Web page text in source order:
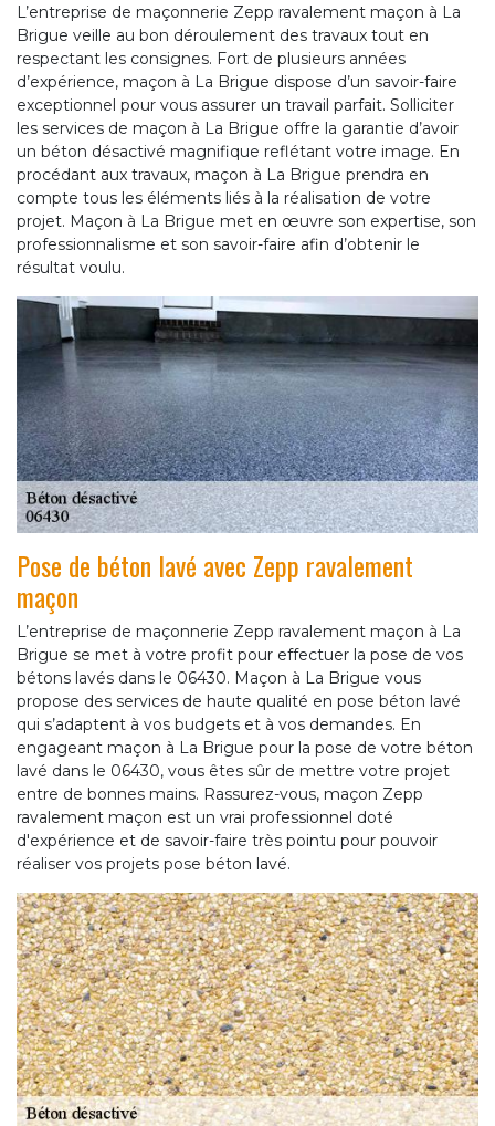
L’entreprise de maçonnerie Zepp ravalement maçon à La
Brigue veille au bon déroulement des travaux tout en
respectant les consignes. Fort de plusieurs années
d’expérience, maçon à La Brigue dispose d’un savoir-faire
exceptionnel pour vous assurer un travail parfait. Solliciter
les services de maçon à La Brigue offre la garantie d’avoir
un béton désactivé magnifique reflétant votre image. En
procédant aux travaux, maçon à La Brigue prendra en
compte tous les éléments liés à la réalisation de votre
projet. Maçon à La Brigue met en œuvre son expertise, son
professionnalisme et son savoir-faire afin d’obtenir le
résultat voulu.
Pose de béton lavé avec Zepp ravalement
maçon
L’entreprise de maçonnerie Zepp ravalement maçon à La
Brigue se met à votre profit pour effectuer la pose de vos
bétons lavés dans le 06430. Maçon à La Brigue vous
propose des services de haute qualité en pose béton lavé
qui s’adaptent à vos budgets et à vos demandes. En
engageant maçon à La Brigue pour la pose de votre béton
lavé dans le 06430, vous êtes sûr de mettre votre projet
entre de bonnes mains. Rassurez-vous, maçon Zepp
ravalement maçon est un vrai professionnel doté
d'expérience et de savoir-faire très pointu pour pouvoir
réaliser vos projets pose béton lavé.